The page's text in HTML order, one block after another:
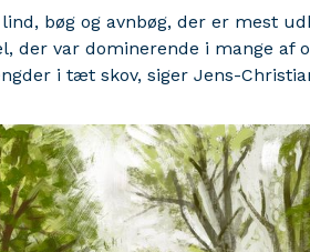
bøg og avnbøg, der er mest
der var dominerende i mange af
i tæt skov, siger Jens-